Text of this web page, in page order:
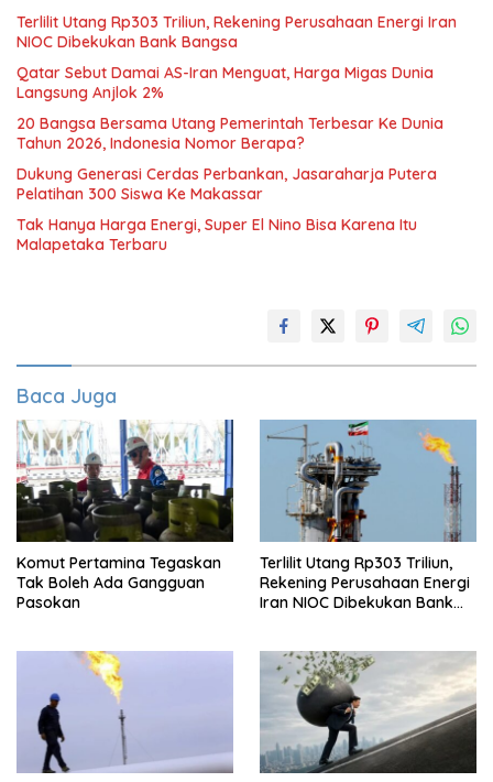
Terlilit Utang Rp303 Triliun, Rekening Perusahaan Energi Iran
NIOC Dibekukan Bank Bangsa
Qatar Sebut Damai AS-Iran Menguat, Harga Migas Dunia
Langsung Anjlok 2%
20 Bangsa Bersama Utang Pemerintah Terbesar Ke Dunia
Tahun 2026, Indonesia Nomor Berapa?
Dukung Generasi Cerdas Perbankan, Jasaraharja Putera
Pelatihan 300 Siswa Ke Makassar
Tak Hanya Harga Energi, Super El Nino Bisa Karena Itu
Malapetaka Terbaru
Baca Juga
Komut Pertamina Tegaskan
Tak Boleh Ada Gangguan
Pasokan
Terlilit Utang Rp303 Triliun,
Rekening Perusahaan Energi
Iran NIOC Dibekukan Bank